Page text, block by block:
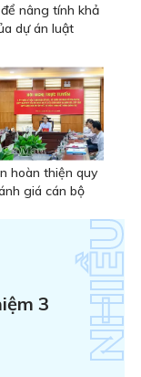
nâng tính khả
dự án luật
hoàn thiện quy
giá cán bộ
3